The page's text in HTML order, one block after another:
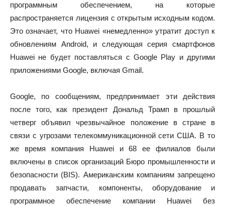
программным обеспечением, на которые
распространяется лицензия с открытым исходным кодом.
Это означает, что Huawei «немедленно» утратит доступ к
обновлениям Android, и следующая серия смартфонов
Huawei не будет поставляться с Google Play и другими
приложениями Google, включая Gmail.
Google, по сообщениям, предпринимает эти действия
после того, как президент Дональд Трамп в прошлый
четверг объявил чрезвычайное положение в стране в
связи с угрозами телекоммуникационной сети США. В то
же время компания Huawei и 68 ее филиалов были
включены в список организаций Бюро промышленности и
безопасности (BIS). Американским компаниям запрещено
продавать запчасти, компоненты, оборудование и
программное обеспечение компании Huawei без